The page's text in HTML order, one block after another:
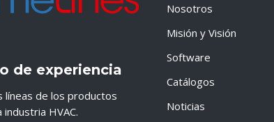
de experiencia
líneas de los productos
HVAC.
Nosotros
Misión y Visión
Software
Catálogos
Noticias